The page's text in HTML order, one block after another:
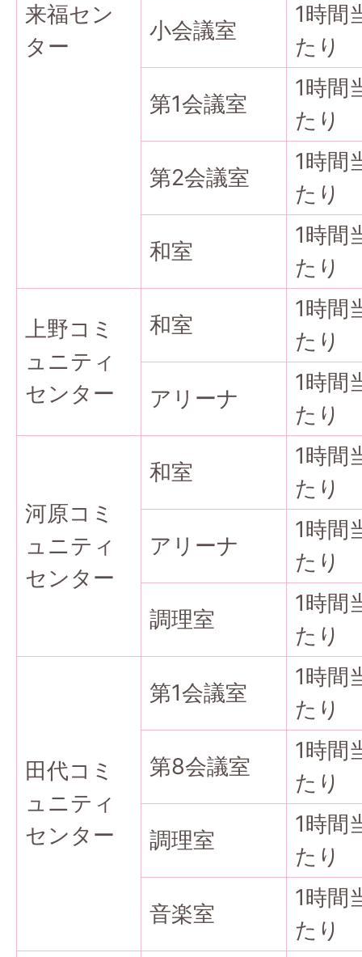
来福セン
ター
小会議室
1時間
たり
第1会議室
1時間
たり
第2会議室
1時間
たり
和室
1時間
たり
上野コミ
ュニティ
センター
和室
1時間
たり
アリーナ
1時間
たり
河原コミ
ュニティ
センター
和室
1時間
たり
アリーナ
1時間
たり
調理室
1時間
たり
田代コミ
ュニティ
センター
第1会議室
1時間
たり
第8会議室
1時間
たり
調理室
1時間
たり
音楽室
1時間
たり